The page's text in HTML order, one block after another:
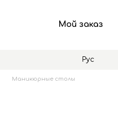
Мой заказ
Рус
Маникюрные столы